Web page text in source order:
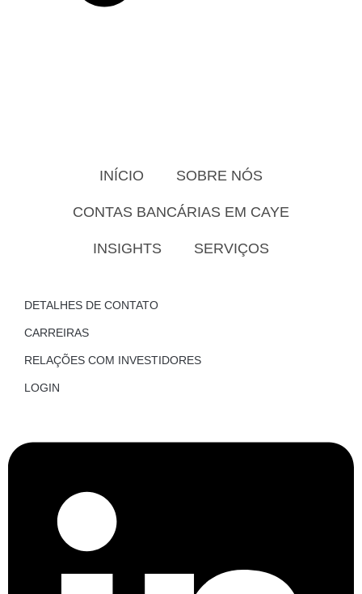
INÍCIO SOBRE NÓS
CONTAS BANCÁRIAS EM CAYE
INSIGHTS SERVIÇOS
DETALHES DE CONTATO
CARREIRAS
RELAÇÕES COM INVESTIDORES
LOGIN